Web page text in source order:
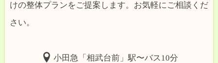
けの整体プランをご提案します。お気軽にご相談くだ
さい。
小田急「相武台前」駅〜バス10分